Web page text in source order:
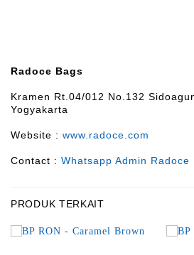
Radoce Bags
Kramen Rt.04/012 No.132
Yogyakarta
Website : www.radoce.com
Contact : Whatsapp Admin Radoce
PRODUK TERKAIT